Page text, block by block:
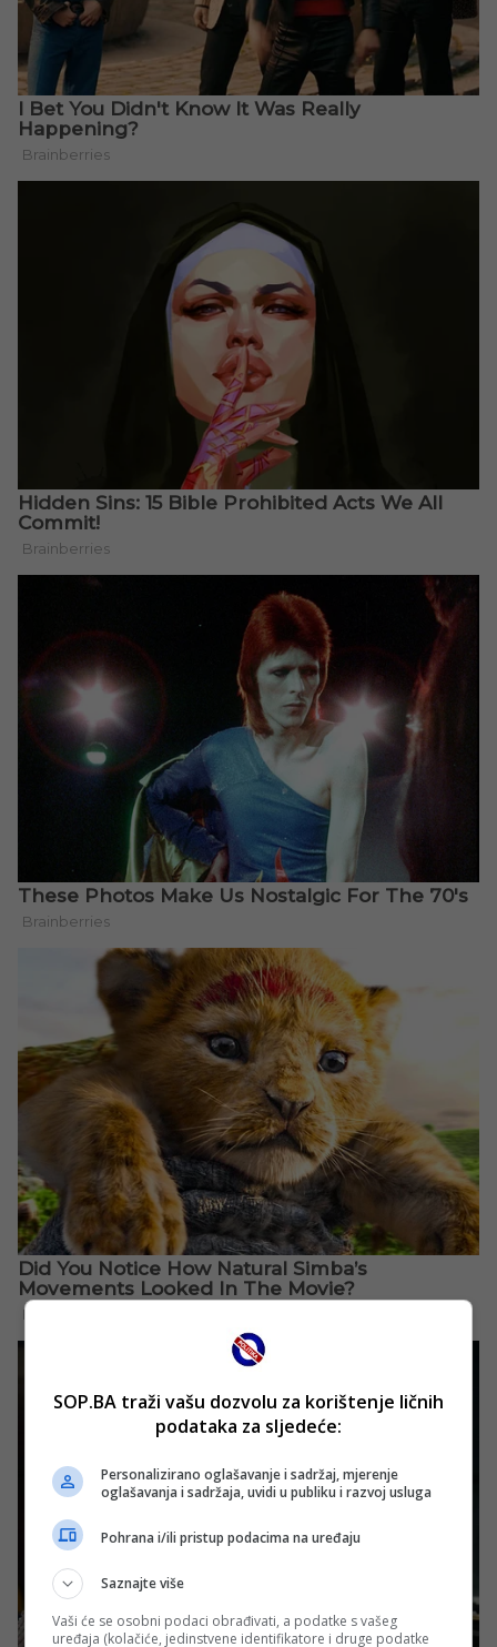
SOP.BA traži vašu dozvolu za korištenje ličnih
podataka za sljedeće:
Personalizirano oglašavanje i sadržaj, mjerenje
oglašavanja i sadržaja, uvidi u publiku i razvoj usluga
Pohrana i/ili pristup podacima na uređaju
Saznajte više
Vaši će se osobni podaci obrađivati, a podatke s vašeg
uređaja (kolačiće, jedinstvene identifikatore i druge podatke